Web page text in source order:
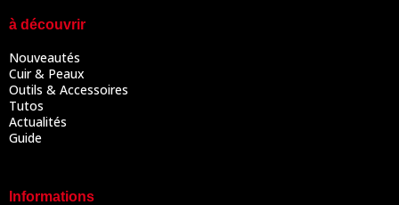
à découvrir
Nouveautés
Cuir & Peaux
Outils & Accessoires
Tutos
Actualités
Guide
Informations